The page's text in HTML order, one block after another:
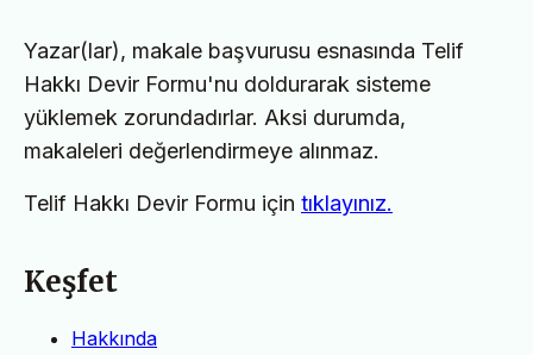
Yazar(lar), makale başvurusu esnasında Telif
Hakkı Devir Formu'nu doldurarak sisteme
yüklemek zorundadırlar. Aksi durumda,
makaleleri değerlendirmeye alınmaz.
Telif Hakkı Devir Formu için tıklayınız.
Keşfet
Hakkında